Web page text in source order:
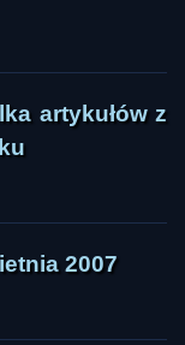
artykułów z
2007